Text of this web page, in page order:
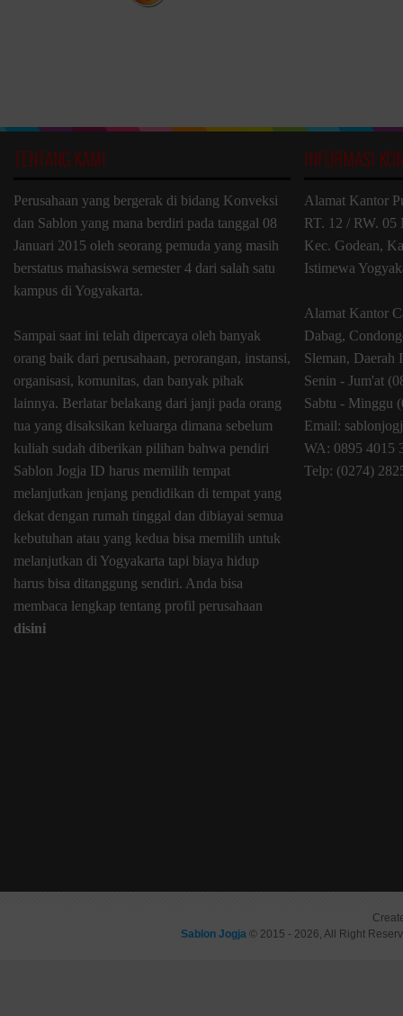
TENTANG KAMI
Perusahaan yang bergerak di bidang Konveksi
dan Sablon yang mana berdiri pada tanggal 08
Januari 2015 oleh seorang pemuda yang masih
berstatus mahasiswa semester 4 dari salah satu
kampus di Yogyakarta.
Sampai saat ini telah dipercaya oleh banyak
orang baik dari perusahaan, perorangan, instansi,
organisasi, komunitas, dan banyak pihak
lainnya. Berlatar belakang dari janji pada orang
tua yang disaksikan keluarga dimana sebelum
kuliah sudah diberikan pilihan bahwa pendiri
Sablon Jogja ID harus memilih tempat
melanjutkan jenjang pendidikan di tempat yang
dekat dengan rumah tinggal dan dibiayai semua
kebutuhan atau yang kedua bisa memilih untuk
melanjutkan di Yogyakarta tapi biaya hidup
harus bisa ditanggung sendiri. Anda bisa
membaca lengkap tentang profil perusahaan
disini
INFORMASI
Alamat Kantor
RT. 12 / RW. 05
Kec. Godean,
Istimewa
Alamat Kantor
Dabag,
Sleman, Daerah
Senin - Jum'at
Sabtu - Minggu
Email:
WA: 0895 4015
Telp: (0274)
Sablon Jogja © 2015 - 2026, All Right